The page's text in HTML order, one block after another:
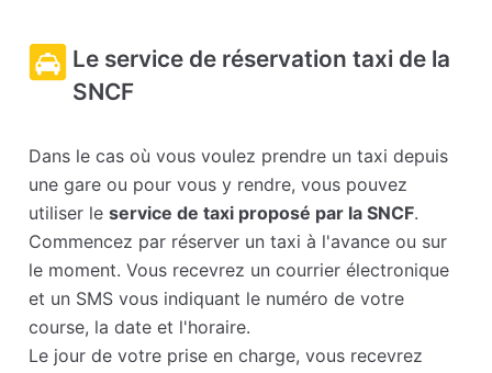
Le service de réservation taxi de la
SNCF
Dans le cas où vous voulez prendre un taxi depuis
une gare ou pour vous y rendre, vous pouvez
utiliser leservice de taxi proposé par la SNCF.
Commencez par réserver un taxi à l'avance ou sur
le moment. Vous recevrez un courrier électronique
et un SMS vous indiquant le numéro de votre
course, la date et l'horaire.
Le jour de votre prise en charge, vous recevrez